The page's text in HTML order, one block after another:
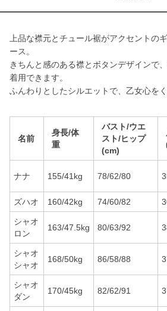
上品な襟元とチュール裾がアクセントの
ース。
きちんと感のある襟とボタンデザインで
着用できます。
ふんわりとしたシルエットで、乙女心を
名前
身長/体
重
バスト/ウエ
スト/ヒップ
(cm)
ナナ 155/41kg 78/62/80
ズハオ 160/42kg 74/60/82
シャオ
ロン
163/47.5kg 80/63/92
シャオ
シャオ
168/50kg 86/58/88
シャオ
ダン
170/45kg 82/62/91